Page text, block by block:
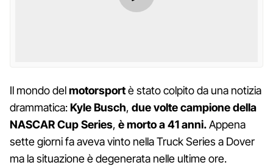
Il mondo delmotorsportè stato colpito da una notizia
drammatica:Kyle Busch, due volte campione della
NASCAR Cup Series, è morto a 41 anni.Appena
sette giorni fa aveva vinto nella Truck Series a Dover
ma la situazione è degenerata nelle ultime ore.